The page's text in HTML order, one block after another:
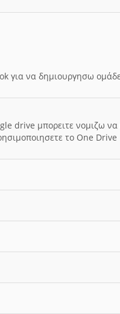
για να δημιουργησω
drive μπορειτε νομιζω να
το One Drive